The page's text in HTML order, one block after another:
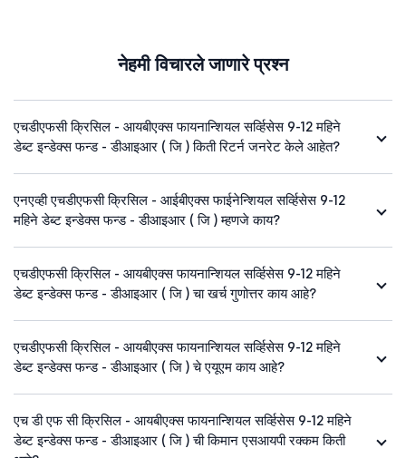
नेहमी विचारले जाणारे प्रश्न
एचडीएफसी क्रिसिल - आयबीएक्स फायनान्शियल सर्व्हिसेस 9-12 महिने
डेब्ट इन्डेक्स फन्ड - डीआइआर ( जि ) किती रिटर्न जनरेट केले आहेत?
एनएव्ही एचडीएफसी क्रिसिल - आईबीएक्स फाईनेन्शियल सर्व्हिसेस 9-12
महिने डेब्ट इन्डेक्स फन्ड - डीआइआर ( जि ) म्हणजे काय?
एचडीएफसी क्रिसिल - आयबीएक्स फायनान्शियल सर्व्हिसेस 9-12 महिने
डेब्ट इन्डेक्स फन्ड - डीआइआर ( जि ) चा खर्च गुणोत्तर काय आहे?
एचडीएफसी क्रिसिल - आयबीएक्स फायनान्शियल सर्व्हिसेस 9-12 महिने
डेब्ट इन्डेक्स फन्ड - डीआइआर ( जि ) चे एयूएम काय आहे?
एच डी एफ सी क्रिसिल - आयबीएक्स फायनान्शियल सर्व्हिसेस 9-12 महिने
डेब्ट इन्डेक्स फन्ड - डीआइआर ( जि ) ची किमान एसआयपी रक्कम किती